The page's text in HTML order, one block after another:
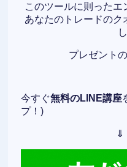
このツールに則ったエ
あなたのトレードのク
プレゼント
今すぐ無料のLINE講座
プ！)